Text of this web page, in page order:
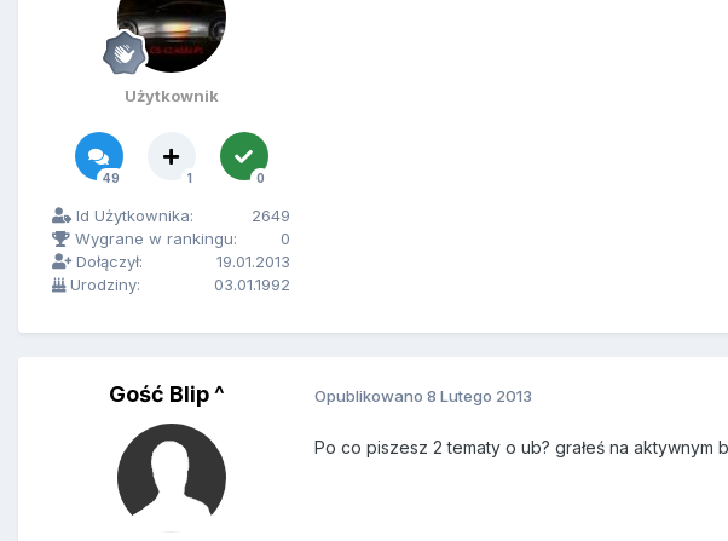
Użytkownik
49 1 0
Id Użytkownika:
2649
Wygrane w rankingu:
0
Dołączył:
19.01.2013
Urodziny:
03.01.1992
Gość Blip ^ Opublikowano 8 Lutego 2013
Po co piszesz 2 tematy o ub? grałeś na aktywnym